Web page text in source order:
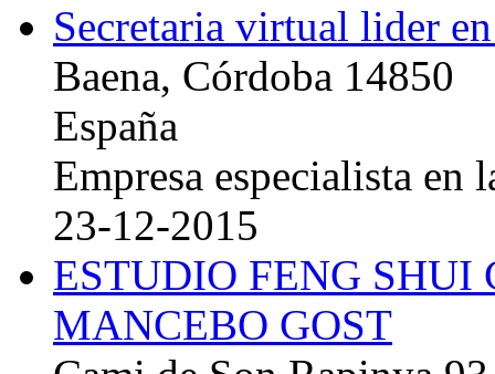
Secretaria virtual lider
Baena, Córdoba 14850
España
Empresa especialista en
23-12-2015
ESTUDIO FENG
MANCEBO GOST